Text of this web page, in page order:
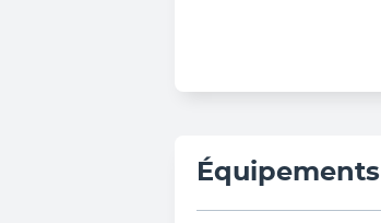
Équipements